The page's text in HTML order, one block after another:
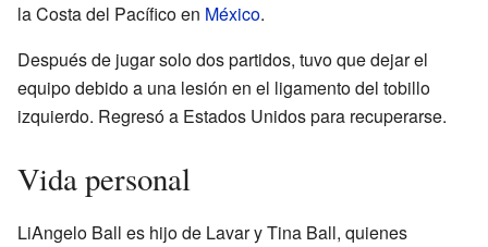
la Costa del Pacífico en México.
Después de jugar solo dos partidos, tuvo que dejar el
equipo debido a una lesión en el ligamento del tobillo
izquierdo. Regresó a Estados Unidos para recuperarse.
Vida personal
LiAngelo Ball es hijo de Lavar y Tina Ball, quienes